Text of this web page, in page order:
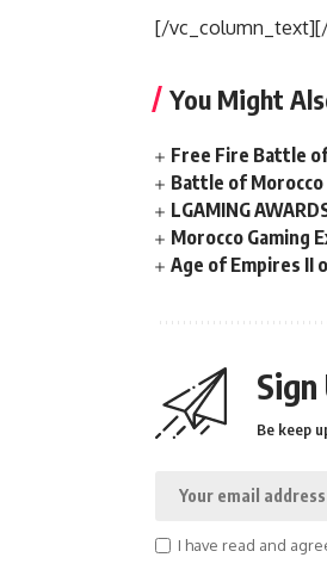
[/
You Might
Free Fire Battle
Battle of
LGAMING
Morocco Gaming
Age of Empires II
Be keep
I have read and